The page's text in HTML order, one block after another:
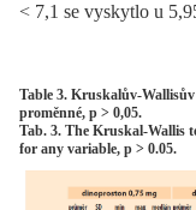
< 7,1 se vyskytlo u
Table 3. Kruskalův-
proměnné, p > 0,05.
Tab. 3. The Kruskal-Wallis
for any variable, p > 0.05.